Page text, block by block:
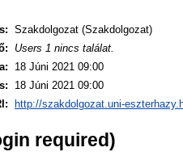
Szakdolgozat (Szakdolgozat)
Users 1 nincs találat.
18 Júni 2021 09:00
18 Júni 2021 09:00
http://szakdolgozat.uni-
required)